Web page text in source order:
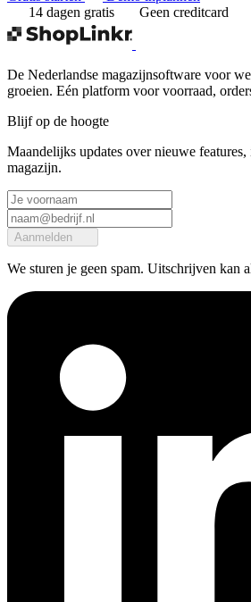
14 dagen gratis
Geen creditcard
De Nederlandse magazijnsoftware voor
groeien. Eén platform voor voorraad,
Blijf op de hoogte
Maandelijks updates over nieuwe
magazijn.
Aanmelden
We sturen je geen spam. Uitschrijven kan